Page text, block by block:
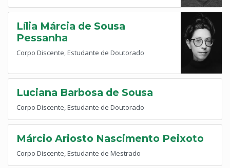
Lília Márcia de Sousa
Pessanha
Corpo Discente, Estudante de Doutorado
Luciana Barbosa de Sousa
Corpo Discente, Estudante de Doutorado
Márcio Ariosto Nascimento Peixoto
Corpo Discente, Estudante de Mestrado